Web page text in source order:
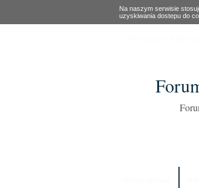
Na naszym serwisie
uzyskiwania dostepu do